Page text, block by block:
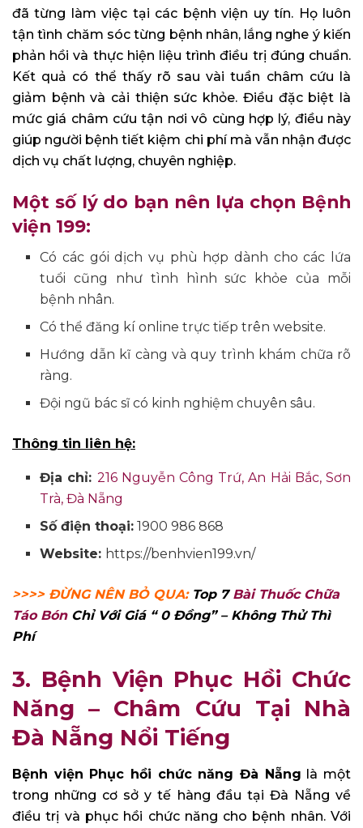
đã từng làm việc tại các bệnh viện uy tín. Họ luôn
tận tình chăm sóc từng bệnh nhân, lắng nghe ý kiến
phản hồi và thực hiện liệu trình điều trị đúng chuẩn.
Kết quả có thể thấy rõ sau vài tuần châm cứu là
giảm bệnh và cải thiện sức khỏe. Điều đặc biệt là
mức giá châm cứu tận nơi vô cùng hợp lý, điều này
giúp người bệnh tiết kiệm chi phí mà vẫn nhận được
dịch vụ chất lượng, chuyên nghiệp.
Một số lý do bạn nên lựa chọn Bệnh
viện 199:
Có các gói dịch vụ phù hợp dành cho các lứa
tuổi cũng như tình hình sức khỏe của mỗi
bệnh nhân.
Có thể đăng kí online trực tiếp trên website.
Hướng dẫn kĩ càng và quy trình khám chữa rõ
ràng.
Đội ngũ bác sĩ có kinh nghiệm chuyên sâu.
Thông tin liên hệ:
Địa chỉ: 216 Nguyễn Công Trứ, An Hải Bắc, Sơn
Trà, Đà Nẵng
Số điện thoại: 1900 986 868
Website: https://benhvien199.vn/
>>>> ĐỪNG NÊN BỎ QUA: Top 7 Bài Thuốc Chữa
Táo Bón Chỉ Với Giá “ 0 Đồng” – Không Thử Thì
Phí
3. Bệnh Viện Phục Hồi Chức
Năng – Châm Cứu Tại Nhà
Đà Nẵng Nổi Tiếng
Bệnh viện Phục hồi chức năng Đà Nẵng là một
trong những cơ sở y tế hàng đầu tại Đà Nẵng về
điều trị và phục hồi chức năng cho bệnh nhân. Với